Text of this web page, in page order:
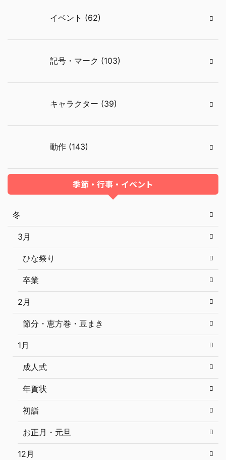
イベント (62)
記号・マーク (103)
キャラクター (39)
動作 (143)
季節・行事・イベント
冬
3月
ひな祭り
卒業
2月
節分・恵方巻・豆まき
1月
成人式
年賀状
初詣
お正月・元旦
12月